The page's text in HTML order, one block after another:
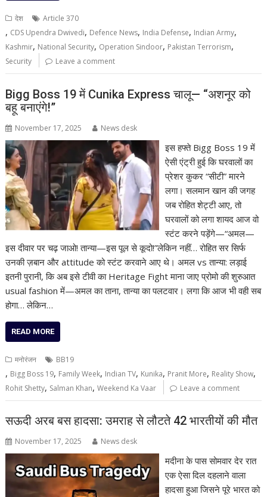
देश Article 370
, CDS Upendra Dwivedi, Defence News, India Defense, Indian Army,
Kashmir, National Security, Operation Sindoor, Pakistan Terrorism,
Security Leave a comment
Bigg Boss 19 में Cunika Express चालू— “अशनूर को
बहू बनाएंगे!”
November 17, 2025 News desk
इस हफ्ते Bigg Boss 19 में
ऐसी एंट्री हुई कि घरवालों का
प्रेशर कुकर “सीटी” मारने
लगा। सलमान खान की जगह
जब रोहित शेट्टी आए, तो
घरवालों को लगा शायद आज वो
स्टंट करने पड़ेंगे—“अमल—
इस दीवार पर चढ़ जाओ! तान्या—इस पूल से कूदो!”लेकिन नहीं… रोहित सर सिर्फ
उनकी ज़बान और attitude को स्टंट करवाने आए थे। अमल vs तान्या: लड़ाई
इतनी पुरानी, कि अब इसे टीवी का Heritage Fight माना जाए प्रोमो की शुरुआत
usual fashion में—अमल का ताना, तान्या का पलटवार। लगा कि आज भी वही सब
होगा… लेकिन…
READ MORE
मनोरंजन BB19
, Bigg Boss 19, Family Week, Indian TV, Kunika, Pranit More, Reality Show,
Rohit Shetty, Salman Khan,Weekend Ka Vaar Leave a comment
सऊदी अरब बस हादसा: उमराह से लौटते 42 भारतीयों की मौत
November 17, 2025 News desk
मदीना के पास सोमवार देर रात
एक ऐसा दिल दहलाने वाला
हादसा हुआ जिसने पूरे भारत को